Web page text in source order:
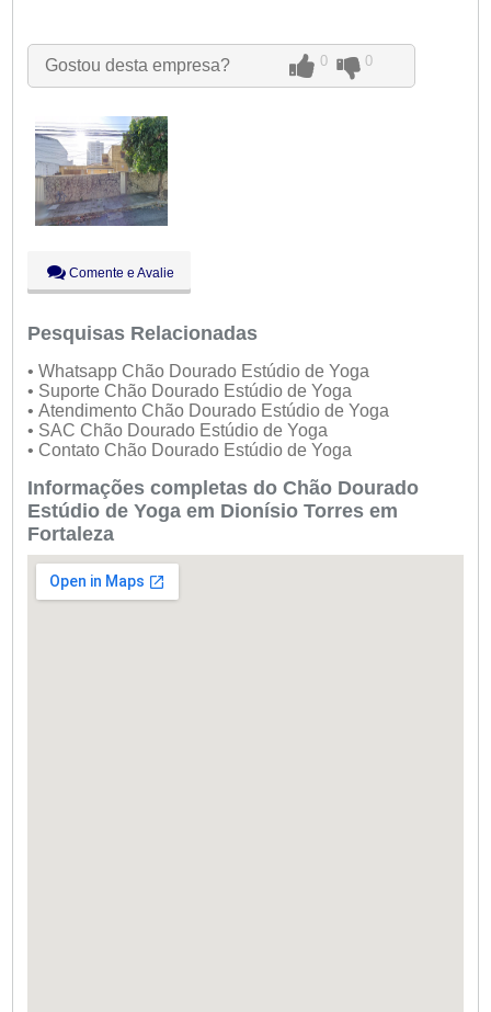
Qua:
09:00 - 18:00
Qui:
09:00 - 18:00
Fechado
Dom:
Fechado
Gostou desta empresa? 0 0
Comente e Avalie
Pesquisas Relacionadas
• Whatsapp Chão Dourado Estúdio de Yoga
• Suporte Chão Dourado Estúdio de Yoga
• Atendimento Chão Dourado Estúdio de Yoga
• SAC Chão Dourado Estúdio de Yoga
• Contato Chão Dourado Estúdio de Yoga
Informações completas do Chão Dourado
Estúdio de Yoga em Dionísio Torres em
Fortaleza